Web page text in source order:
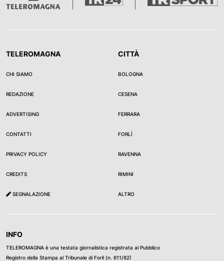
TELEROMAGNA
CHI SIAMO
REDAZIONE
ADVERTISING
CONTATTI
PRIVACY POLICY
CREDITS
SEGNALAZIONE
CITTÀ
BOLOGNA
CESENA
FERRARA
FORLÌ
RAVENNA
RIMINI
ALTRO
INFO
TELEROMAGNA è una testata giornalistica registrata al Pubblico
Registro della Stampa al Tribunale di Forli (n. 611/82)